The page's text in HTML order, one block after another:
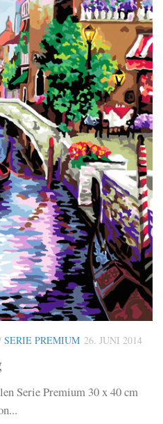
SERIE PREMIUM 26. JUNI 2014
Serie Premium 30 x 40 cm